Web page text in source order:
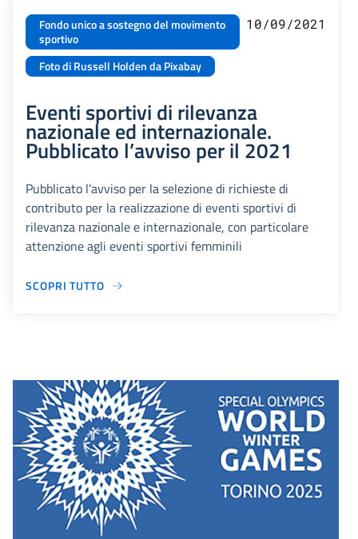
Fondo unico a sostegno del movimento
sportivo
Foto di Russell Holden da Pixabay
10/09/2021
Eventi sportivi di rilevanza
nazionale ed internazionale.
Pubblicato l’avviso per il 2021
Pubblicato l’avviso per la selezione di richieste di
contributo per la realizzazione di eventi sportivi di
rilevanza nazionale e internazionale, con particolare
attenzione agli eventi sportivi femminili
SCOPRI TUTTO